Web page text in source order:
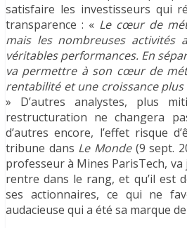
satisfaire les investisseurs qui
transparence : « Le cœur de
mais les nombreuses activités
véritables performances. En
va permettre à son cœur de
rentabilité et une croissance
» D’autres analystes, plus
restructuration ne changera
d’autres encore, l’effet risque
tribune dans Le Monde(9 sept.
professeur à Mines ParisTech, va
rentre dans le rang, et qu’il est
ses actionnaires, ce qui ne
audacieuse qui a été sa marque